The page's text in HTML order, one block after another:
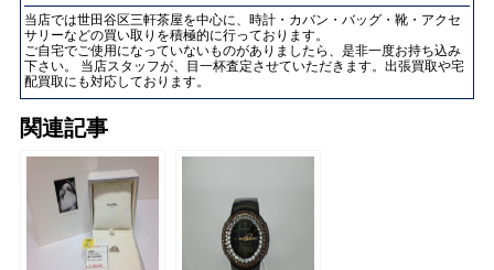
当店では世田谷区三軒茶屋を中心に、時計・カバン・バッグ・靴・アクセ
サリーなどの買い取りを積極的に行っております。
ご自宅でご使用になっていないものがありましたら、是非一度お持ち込み
下さい。 当店スタッフが、目一杯査定させていただきます。出張買取や宅
配買取にも対応しております。
関連記事